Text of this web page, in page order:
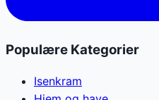
Populære Kategorier
Isenkram